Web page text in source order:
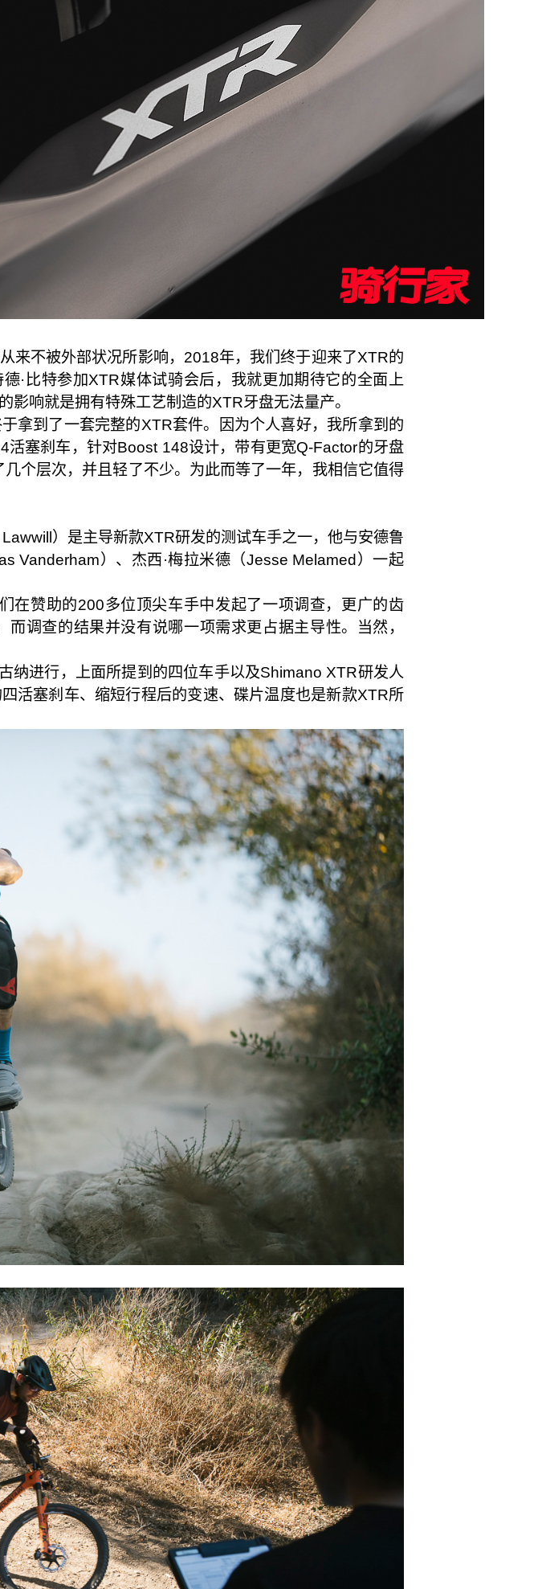
来不被外部状况所影响，2018年，我们终于迎来了XTR的
·比特参加XTR媒体试骑会后，我就更加期待它的全面上
响就是拥有特殊工艺制造的XTR牙盘无法量产。
拿到了一套完整的XTR套件。因为个人喜好，我所拿到的
塞刹车，针对Boost 148设计，带有更宽Q-Factor的牙盘
个层次，并且轻了不少。为此而等了一年，我相信它值得
）是主导新款XTR研发的测试车手之一，他与安德鲁
Vanderham）、杰西·梅拉米德（Jesse Melamed）一起
在赞助的200多位顶尖车手中发起了一项调查，更广的齿
调查的结果并没有说哪一项需求更占据主导性。当然，
进行，上面所提到的四位车手以及Shimano XTR研发人
活塞刹车、缩短行程后的变速、碟片温度也是新款XTR所